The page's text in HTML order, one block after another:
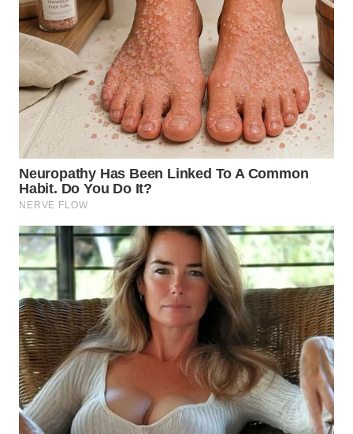
WN
NIAS
WN
LANGKAT
WN
TAPANULI
SELATAN
TANJUNG
LESUNG
WN
KARO
WN
SIMALUNGUN
WN
LABUHANBATU